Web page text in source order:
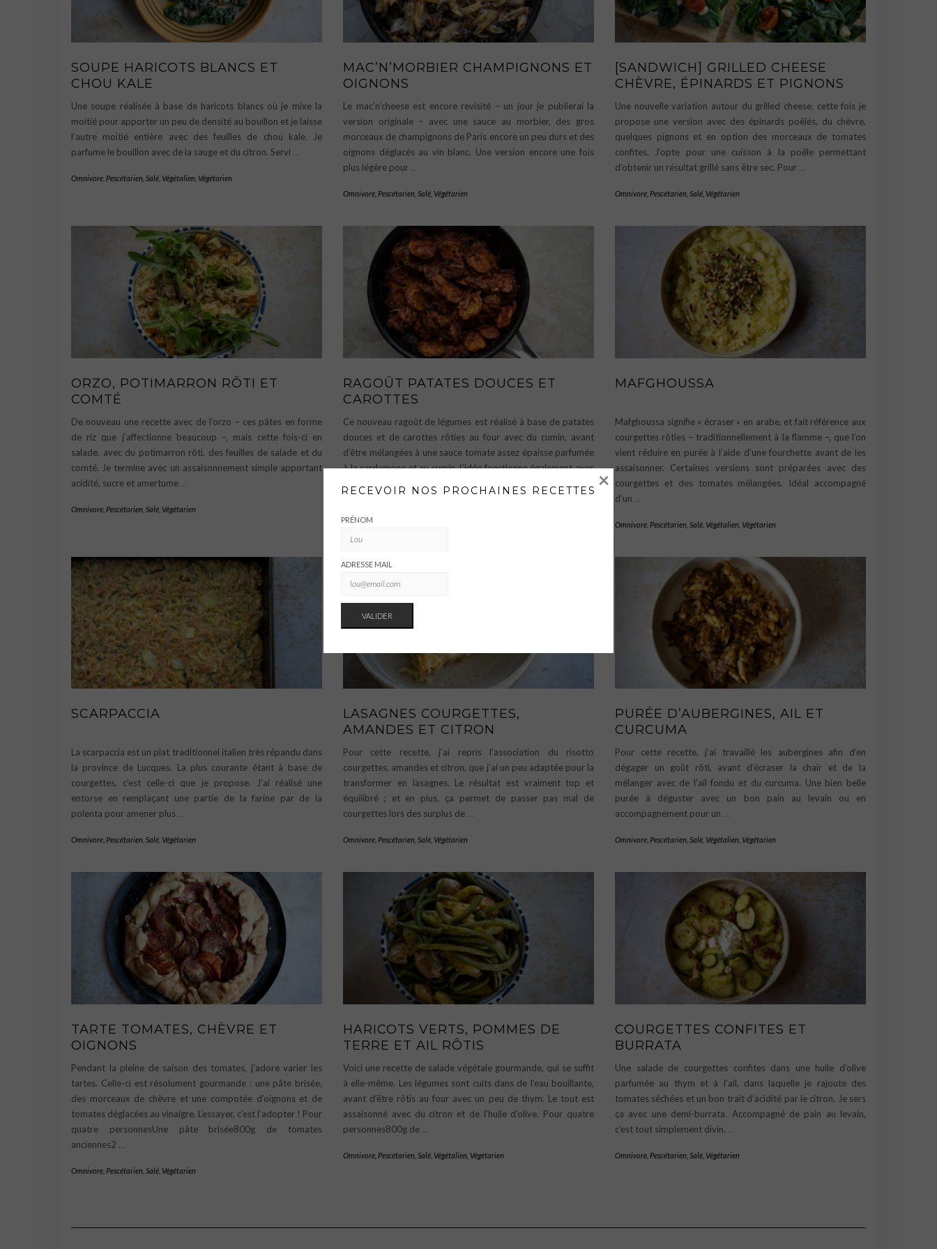
SOUPE HARICOTS BLANCS ET
CHOU KALE
Une soupe réalisée à base de haricots blancs où je mixe la
moitié pour apporter un peu de densité au bouillon et je laisse
l’autre moitié entière avec des feuilles de chou kale. Je
parfume le bouillon avec de la sauge et du citron. Servi …
Omnivore Pescétarien Salé Végétalien Végétarien
MAC’N’MORBIER CHAMPIGNONS ET
OIGNONS
Le mac’n’cheese est encore revisité – un jour je publierai la
version originale – avec une sauce au morbier, des gros
morceaux de champignons de Paris encore un peu durs et des
oignons déglacés au vin blanc. Une version encore une fois
plus légère pour …
Omnivore Pescétarien Salé Végétarien
[SANDWICH] GRILLED CHEESE
CHÈVRE, ÉPINARDS ET PIGNONS
Une nouvelle variation autour du grilled cheese, cette fois je
propose une version avec des épinards poêlés, du chèvre,
quelques pignons et en option des morceaux de tomates
confites. J’opte pour une cuisson à la poêle permettant
d’obtenir un résultat grillé sans être sec. Pour …
Omnivore Pescétarien Salé Végétarien
ORZO, POTIMARRON RÔTI ET
COMTÉ
De nouveau une recette avec de l’orzo – ces pâtes en forme
de riz que j’affectionne beaucoup –, mais cette fois-ci en
salade, avec du potimarron rôti, des feuilles de salade et du
comté. Je termine avec un assaisonnement simple apportant
acidité, sucre et amertume
Omnivore Pescétarien Salé Végétarien
RAGOÛT PATATES DOUCES ET
CAROTTES
Ce nouveau ragoût de légumes est réalisé à base de patates
douces et de carottes rôties au four avec du cumin, avant
d’être mélangées à une sauce tomate assez épaisse parfumée
à la cardamone et au cumin. L’idée fonctionne également avec
MAFGHOUSSA
Mafghoussa signifie « écraser » en arabe, et fait référence aux
courgettes rôties – traditionnellement à la flamme –, que l’on
vient réduire en purée à l’aide d’une fourchette avant de les
assaisonner. Certaines versions sont préparées avec des
courgettes et des tomates mélangées. Idéal accompagné
d’un
Omnivore Pescétarien Salé Végétalien Végétarien
SCARPACCIA
La scarpaccia est un plat traditionnel italien très répandu dans
la province de Lucques. La plus courante étant à base de
courgettes, c’est celle-ci que je propose. J’ai réalisé une
entorse en remplaçant une partie de la farine par de la
polenta pour amener plus …
Omnivore Pescétarien Salé Végétarien
LASAGNES COURGETTES,
AMANDES ET CITRON
Pour cette recette, j’ai repris l’association du risotto
courgettes, amandes et citron, que j’ai un peu adaptée pour la
transformer en lasagnes. Le résultat est vraiment top et
équilibré ; et en plus, ça permet de passer pas mal de
courgettes lors des surplus de …
Omnivore Pescétarien Salé Végétarien
PURÉE D’AUBERGINES, AIL ET
CURCUMA
Pour cette recette, j’ai travaillé les aubergines afin d’en
dégager un goût rôti, avant d’écraser la chair et de la
mélanger avec de l’ail fondu et du curcuma. Une bien belle
purée à déguster avec un bon pain au levain ou en
accompagnement pour un …
Omnivore Pescétarien Salé Végétalien Végétarien
TARTE TOMATES, CHÈVRE ET
OIGNONS
Pendant la pleine de saison des tomates, j’adore varier les
tartes. Celle-ci est résolument gourmande : une pâte brisée,
des morceaux de chèvre et une compotée d’oignons et de
tomates déglacées au vinaigre. L’essayer, c’est l’adopter ! Pour
quatre personnesUne pâte brisée800g de tomates
anciennes2
Omnivore Pescétarien Salé Végétarien
HARICOTS VERTS, POMMES DE
TERRE ET AIL RÔTIS
Voici une recette de salade végétale gourmande, qui se suffit
à elle-même. Les légumes sont cuits dans de l’eau bouillante,
avant d’être rôtis au four avec un peu de thym. Le tout est
assaisonné avec du citron et de l’huile d’olive. Pour quatre
personnes800g de
Omnivore Pescétarien Salé Végétalien Végétarien
COURGETTES CONFITES ET
BURRATA
Une salade de courgettes confites dans une huile d’olive
parfumée au thym et à l’ail, dans laquelle je rajoute des
tomates séchées et un bon trait d’acidité par le citron. Je sers
ça avec une demi-burrata. Accompagné de pain au levain,
c’est tout simplement divin.
Omnivore Pescétarien Salé Végétarien
RECEVOIR NOS PROCHAINES RECETTES
PRÉNOM
ADRESSE MAIL
×